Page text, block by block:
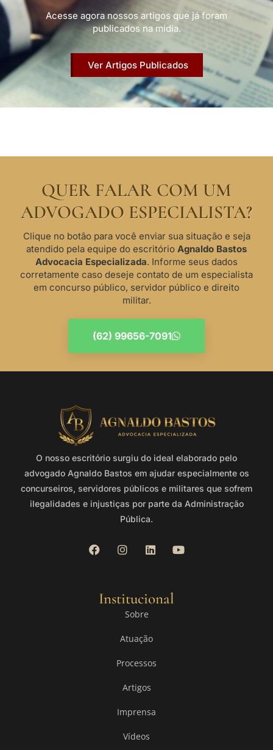
Acesse agora nossos artigos que já foram
publicados na mídia.
Ver Artigos Publicados
QUER FALAR COM UM
ADVOGADO ESPECIALISTA?
Clique no botão para você enviar sua situação e seja
atendido pela equipe do escritório Agnaldo Bastos
Advocacia Especializada. Informe seus dados
corretamente caso deseje contato de um especialista
em concurso público, servidor público e direito
militar.
(62) 99656-7091
O nosso escritório surgiu do ideal elaborado pelo
advogado Agnaldo Bastos em ajudar especialmente os
concurseiros, servidores públicos e militares que sofrem
ilegalidades e injustiças por parte da Administração
Pública.
Institucional
Sobre
Atuação
Processos
Artigos
Imprensa
Vídeos